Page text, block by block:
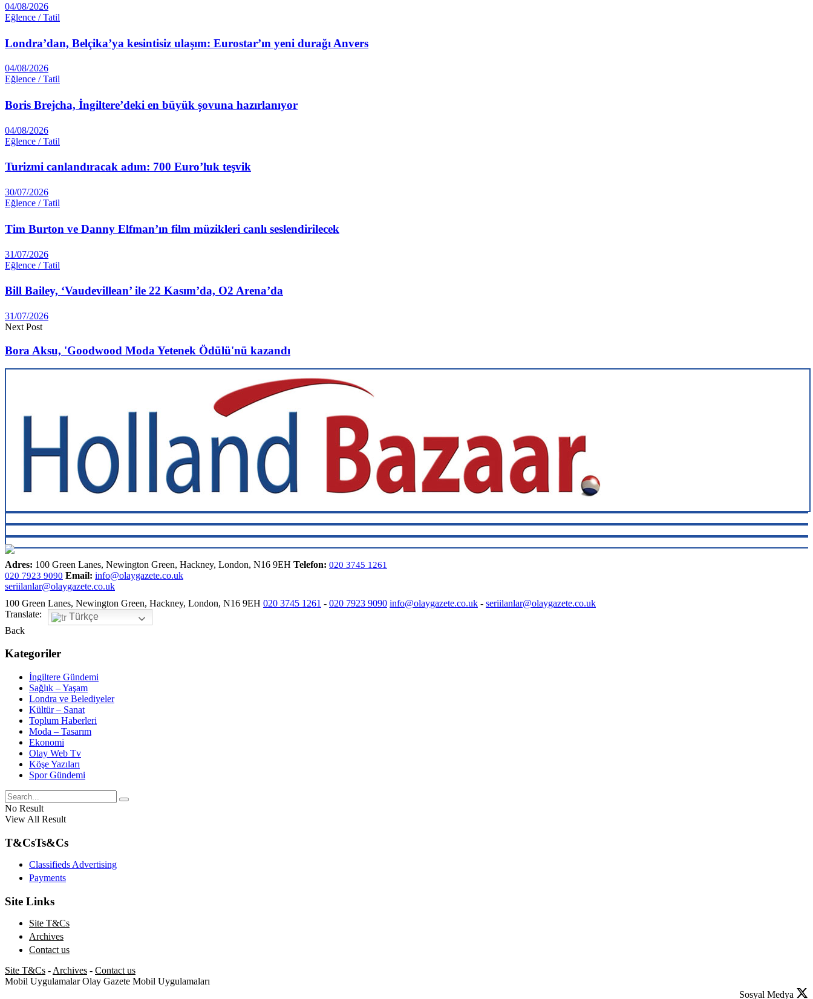
04/08/2026
Eğlence / Tatil
Londra’dan, Belçika’ya kesintisiz ulaşım: Eurostar’ın yeni durağı Anvers
04/08/2026
Eğlence / Tatil
Boris Brejcha, İngiltere’deki en büyük șovuna hazırlanıyor
04/08/2026
Eğlence / Tatil
Turizmi canlandıracak adım: 700 Euro’luk teşvik
30/07/2026
Eğlence / Tatil
Tim Burton ve Danny Elfman’ın film müzikleri canlı seslendirilecek
31/07/2026
Eğlence / Tatil
Bill Bailey, ‘Vaudevillean’ ile 22 Kasım’da, O2 Arena’da
31/07/2026
Next Post
Bora Aksu, 'Goodwood Moda Yetenek Ödülü'nü kazandı
Adres: 100 Green Lanes, Newington Green, Hackney, London, N16 9EH Telefon: 020 3745 1261
020 7923 9090 Email: info@olaygazete.co.uk
seriilanlar@olaygazete.co.uk
100 Green Lanes, Newington Green, Hackney, London, N16 9EH 020 3745 1261 - 020 7923 9090 info@olaygazete.co.uk - seriilanlar@olaygazete.co.uk
Translate:
Türkçe
Back
Kategoriler
İngiltere Gündemi
Sağlık – Yaşam
Londra ve Belediyeler
Kültür – Sanat
Toplum Haberleri
Moda – Tasarım
Ekonomi
Olay Web Tv
Köşe Yazıları
Spor Gündemi
No Result
View All Result
T&CsTs&Cs
Classifieds Advertising
Payments
Site Links
Site T&Cs
Archives
Contact us
Site T&Cs - Archives - Contact us
Mobil Uygulamalar Olay Gazete Mobil Uygulamaları
Sosyal Medya